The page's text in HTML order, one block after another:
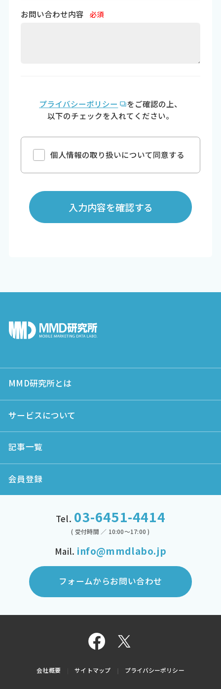
お問い合わせ内容 必須
プライバシーポリシー
をご確認の上、
以下のチェックを入れてください。
個人情報の取り扱いについて同意する
入力内容を確認する
MMD研究所とは
サービスについて
記事一覧
会員登録
Tel. 03-6451-4414
( 受付時間 ／ 10:00～17:00 )
Mail. info@mmdlabo.jp
フォームからお問い合わせ
会社概要 サイトマップ プライバシーポリシー